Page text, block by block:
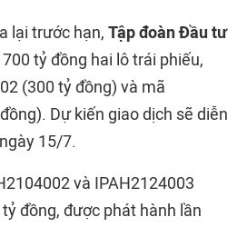
lại trước hạn, Tập đoàn Đầu tư
tỷ đồng hai lô trái phiếu,
(300 tỷ đồng) và mã
Dự kiến giao dịch sẽ diễn
15/7.
và IPAH2124003
đồng, được phát hành lần